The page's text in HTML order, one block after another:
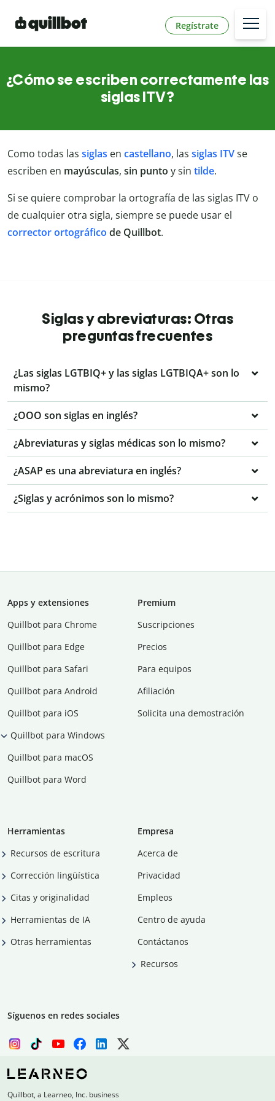
Regístrate
¿Cómo se escriben correctamente las
siglas ITV?
Como todas las siglas en castellano, las siglas ITVse
escriben en mayúsculas, sin punto y sin tilde.
Si se quiere comprobar la ortografía de las siglas ITV o
de cualquier otra sigla, siempre se puede usar el
corrector ortográfico de Quillbot.
Siglas y abreviaturas: Otras
preguntas frecuentes
¿Las siglas LGTBIQ+ y las siglas LGTBIQA+ son lo
mismo?
¿OOO son siglas en inglés?
¿Abreviaturas y siglas médicas son lo mismo?
¿ASAP es una abreviatura en inglés?
¿Siglas y acrónimos son lo mismo?
Apps y extensiones
Quillbot para Chrome
Quillbot para Edge
Quillbot para Safari
Quillbot para Android
Quillbot para iOS
Quillbot para Windows
Quillbot para macOS
Quillbot para Word
Premium
Suscripciones
Precios
Para equipos
Afiliación
Solicita una demostración
Herramientas
Recursos de escritura
Corrección lingüística
Citas y originalidad
Herramientas de IA
Otras herramientas
Empresa
Acerca de
Privacidad
Empleos
Centro de ayuda
Contáctanos
Recursos
Síguenos en redes sociales
Quillbot, a Learneo, Inc. business